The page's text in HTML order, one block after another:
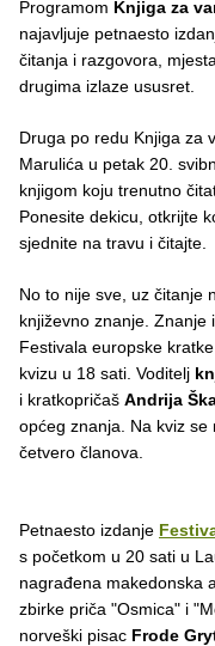
Programom Knjiga za
najavljuje petnaesto
čitanja i razgovora,
drugima izlaze ususret.
Druga po redu Knjiga za
Marulića u petak 20.
knjigom koju trenutno
Ponesite dekicu, otkrijte
sjednite na travu i čitajte.
No to nije sve, uz čitanje
književno znanje. Znanje
Festivala europske
kvizu u 18 sati. Voditelj
i kratkopričaš Andrija
općeg znanja. Na kviz
četvero članova.
Petnaesto izdanje
s početkom u 20 sati u
nagrađena makedonska
zbirke priča "Osmica" i
norveški pisac Frode